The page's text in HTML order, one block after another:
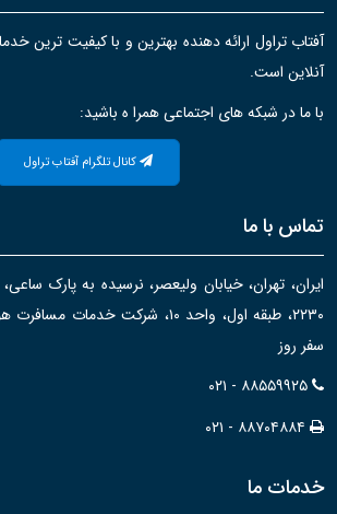
آفتاب تراول ارائه دهنده بهترین و با کیفیت ترین
آنلاین است.
با ما در شبکه های اجتماعی همرا ه باشید:
کانال تلگرام آفتاب تراول
تماس با ما
ایران، تهران، خیابان ولیعصر، نرسیده به پارک
۲۲۳۰، طبقه اول، واحد ۱۰، شرکت
سفر روز
۰۲۱ - ۸۸۵۵۹۹۲۵
۰۲۱ - ۸۸۷۰۴۸۸۴
خدمات ما